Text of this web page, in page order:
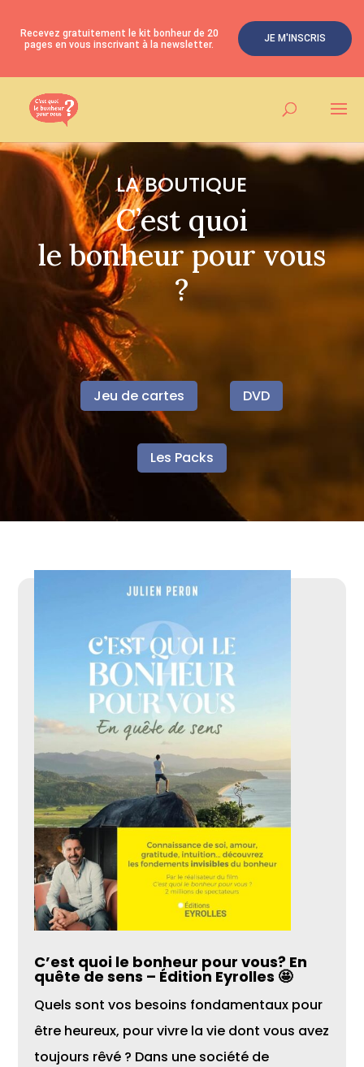
LA BOUTIQUE
C’est quoi
le bonheur pour vous
?
Jeu de cartes DVD
Les Packs
C’est quoi le bonheur pour vous? En
quête de sens – Édition Eyrolles 🤩
Quels sont vos besoins fondamentaux pour
être heureux, pour vivre la vie dont vous avez
toujours rêvé ? Dans une société de
Recevez gratuitement le kit bonheur de 20
pages en vous inscrivant à la newsletter.
JE M'INSCRIS